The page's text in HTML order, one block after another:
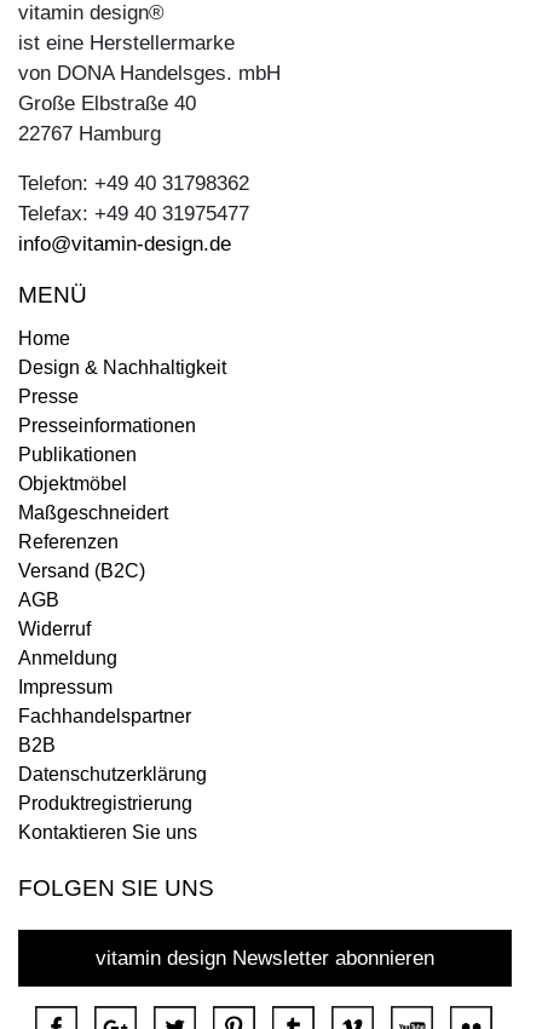
vitamin design®
ist eine Herstellermarke
von DONA Handelsges. mbH
Große Elbstraße 40
22767 Hamburg
Telefon: +49 40 31798362
Telefax: +49 40 31975477
info@vitamin-design.de
MENÜ
Home
Design & Nachhaltigkeit
Presse
Presseinformationen
Publikationen
Objektmöbel
Maßgeschneidert
Referenzen
Versand (B2C)
AGB
Widerruf
Anmeldung
Impressum
Fachhandelspartner
B2B
Datenschutzerklärung
Produktregistrierung
Kontaktieren Sie uns
FOLGEN SIE UNS
vitamin design Newsletter abonnieren